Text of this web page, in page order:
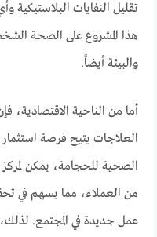
تقليل النفايات البلاستيكية
هذا المشروع على الصحة
والبيئة أيضاً.
أما من الناحية الاقتصادية،
العلاجات يتيح فرصة استثمار
الصحية للحجامة، يمكن
من العملاء، مما يسهم في
عمل جديدة في المجتمع.